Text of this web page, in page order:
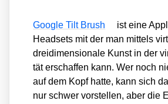
Goog­le Tilt Brush
ist eine
Head­sets mit der man mit­tels
drei­di­men­sio­na­le Kunst in der
tät erschaf­fen kann. Wer noch
auf dem Kopf hat­te, kann sich
nur schwer vor­stel­len, aber die